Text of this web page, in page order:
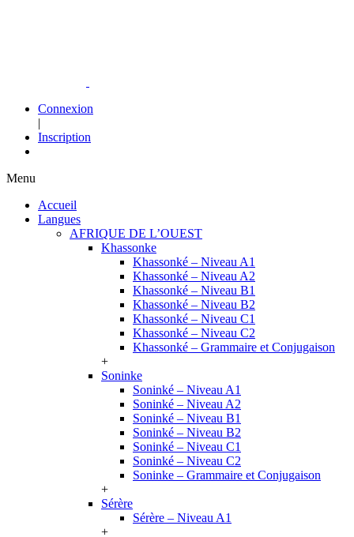
Connexion
|
Inscription
Menu
Accueil
Langues
AFRIQUE DE L’OUEST
Khassonke
Khassonké – Niveau A1
Khassonké – Niveau A2
Khassonké – Niveau B1
Khassonké – Niveau B2
Khassonké – Niveau C1
Khassonké – Niveau C2
Khassonké – Grammaire et Conjugaison
+
Soninke
Soninké – Niveau A1
Soninké – Niveau A2
Soninké – Niveau B1
Soninké – Niveau B2
Soninké – Niveau C1
Soninké – Niveau C2
Soninke – Grammaire et Conjugaison
+
Sérère
Sérère – Niveau A1
+